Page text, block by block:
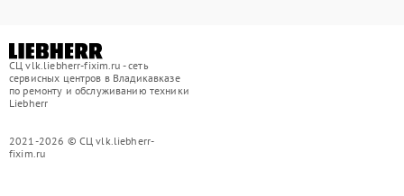
СЦ vlk.liebherr-fixim.ru - сеть
сервисных центров в Владикавказе
по ремонту и обслуживанию техники
Liebherr
2021-2026 © СЦ vlk.liebherr-
fixim.ru